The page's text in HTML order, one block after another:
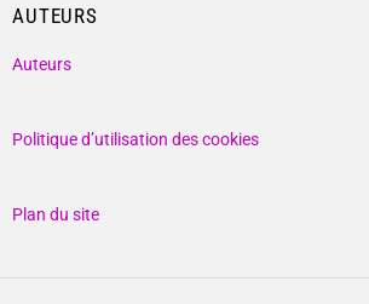
AUTEURS
Auteurs
Politique d’utilisation des cookies
Plan du site